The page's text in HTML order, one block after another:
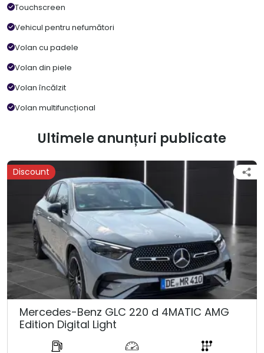
Touchscreen
Vehicul pentru nefumători
Volan cu padele
Volan din piele
Volan încălzit
Volan multifuncțional
Ultimele anunțuri publicate
Discount
Mercedes-Benz GLC 220 d 4MATIC AMG
Edition Digital Light